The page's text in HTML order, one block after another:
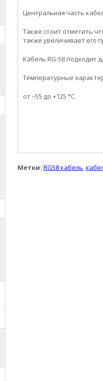
Центральная часть
Также стоит отметить
также увеличивает его
Кабель RG-58 подходит
Температурные
от −55 до +125 °C
Метки: RG58 кабель,